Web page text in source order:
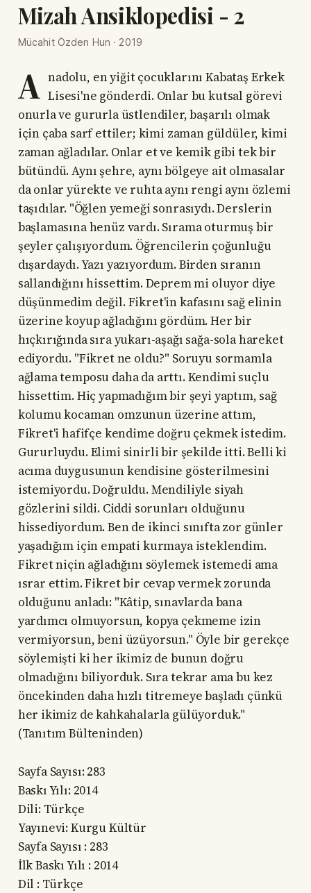
Mizah Ansiklopedisi - 2
Mücahit Özden Hun · 2019
A nadolu, en yiğit çocuklarını Kabataş Erkek
Lisesi'ne gönderdi. Onlar bu kutsal görevi
onurla ve gururla üstlendiler, başarılı olmak
için çaba sarf ettiler; kimi zaman güldüler, kimi
zaman ağladılar. Onlar et ve kemik gibi tek bir
bütündü. Aynı şehre, aynı bölgeye ait olmasalar
da onlar yürekte ve ruhta aynı rengi aynı özlemi
taşıdılar. "Öğlen yemeği sonrasıydı. Derslerin
başlamasına henüz vardı. Sırama oturmuş bir
şeyler çalışıyordum. Öğrencilerin çoğunluğu
dışardaydı. Yazı yazıyordum. Birden sıranın
sallandığını hissettim. Deprem mi oluyor diye
düşünmedim değil. Fikret'in kafasını sağ elinin
üzerine koyup ağladığını gördüm. Her bir
hıçkırığında sıra yukarı-aşağı sağa-sola hareket
ediyordu. "Fikret ne oldu?" Soruyu sormamla
ağlama temposu daha da arttı. Kendimi suçlu
hissettim. Hiç yapmadığım bir şeyi yaptım, sağ
kolumu kocaman omzunun üzerine attım,
Fikret'i hafifçe kendime doğru çekmek istedim.
Gururluydu. Elimi sinirli bir şekilde itti. Belli ki
acıma duygusunun kendisine gösterilmesini
istemiyordu. Doğruldu. Mendiliyle siyah
gözlerini sildi. Ciddi sorunları olduğunu
hissediyordum. Ben de ikinci sınıfta zor günler
yaşadığım için empati kurmaya isteklendim.
Fikret niçin ağladığını söylemek istemedi ama
ısrar ettim. Fikret bir cevap vermek zorunda
olduğunu anladı: "Kâtip, sınavlarda bana
yardımcı olmuyorsun, kopya çekmeme izin
vermiyorsun, beni üzüyorsun." Öyle bir gerekçe
söylemişti ki her ikimiz de bunun doğru
olmadığını biliyorduk. Sıra tekrar ama bu kez
öncekinden daha hızlı titremeye başladı çünkü
her ikimiz de kahkahalarla gülüyorduk."
(Tanıtım Bülteninden)
Sayfa Sayısı: 283
Baskı Yılı: 2014
Dili: Türkçe
Yayınevi: Kurgu Kültür
Sayfa Sayısı : 283
İlk Baskı Yılı : 2014
Dil : Türkçe